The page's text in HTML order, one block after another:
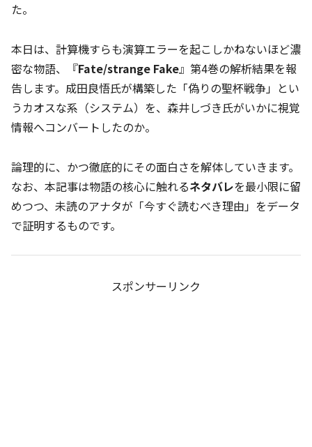
た。
本日は、計算機すらも演算エラーを起こしかねないほど濃
密な物語、『Fate/strange Fake』第4巻の解析結果を報
告します。成田良悟氏が構築した「偽りの聖杯戦争」とい
うカオスな系（システム）を、森井しづき氏がいかに視覚
情報へコンバートしたのか。
論理的に、かつ徹底的にその面白さを解体していきます。
なお、本記事は物語の核心に触れるネタバレを最小限に留
めつつ、未読のアナタが「今すぐ読むべき理由」をデータ
で証明するものです。
スポンサーリンク